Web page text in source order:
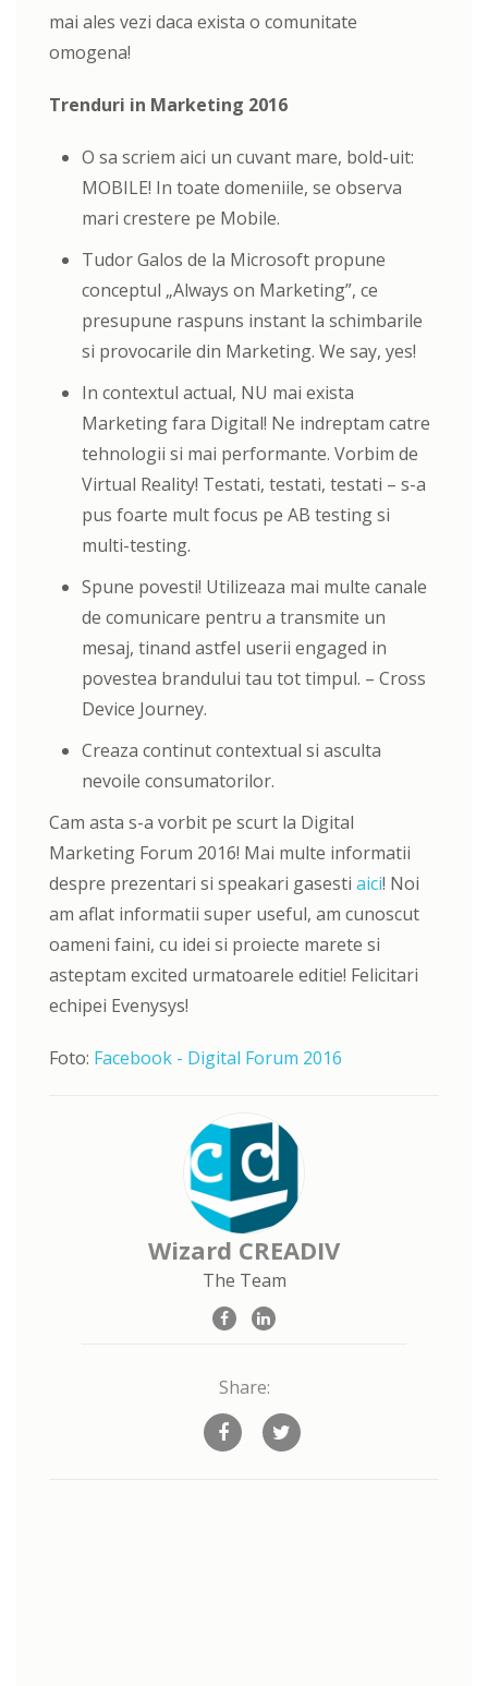
mai ales vezi daca exista o comunitate
omogena!
Trenduri in Marketing 2016
O sa scriem aici un cuvant mare, bold-uit:
MOBILE! In toate domeniile, se observa
mari crestere pe Mobile.
Tudor Galos de la Microsoft propune
conceptul „Always on Marketing”, ce
presupune raspuns instant la schimbarile
si provocarile din Marketing. We say, yes!
In contextul actual, NU mai exista
Marketing fara Digital! Ne indreptam catre
tehnologii si mai performante. Vorbim de
Virtual Reality! Testati, testati, testati – s-a
pus foarte mult focus pe AB testing si
multi-testing.
Spune povesti! Utilizeaza mai multe canale
de comunicare pentru a transmite un
mesaj, tinand astfel userii engaged in
povestea brandului tau tot timpul. – Cross
Device Journey.
Creaza continut contextual si asculta
nevoile consumatorilor.
Cam asta s-a vorbit pe scurt la Digital
Marketing Forum 2016! Mai multe informatii
despre prezentari si speakari gasesti aici! Noi
am aflat informatii super useful, am cunoscut
oameni faini, cu idei si proiecte marete si
asteptam excited urmatoarele editie! Felicitari
echipei Evenysys!
Foto: Facebook - Digital Forum 2016
Wizard CREADIV
The Team
Share: